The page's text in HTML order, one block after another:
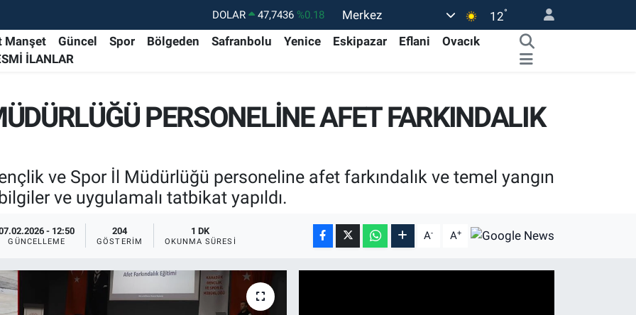
DOLAR 47,7436 %0.18
EURO
55,2510 %0.32
BİST100
13.779
%-14
Merkez 12°
Manşet Güncel Spor Bölgeden Safranbolu Yenice Eskipazar Eflani
Ovacık
İLANLAR
PERSONELİNE AFET FARKINDALIK
ve Spor İl Müdürlüğü personeline afet farkındalık ve temel yangın
ve uygulamalı tatbikat yapıldı.
- 12:50
GÜNCELLEME
204
GÖSTERIM
1 DK
OKUNMA SÜRESI A- A+